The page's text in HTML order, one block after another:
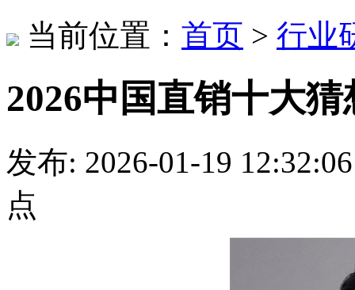
当前位置： 首页 > 行业
2026中国直销十大
发布: 2026-01-19
点